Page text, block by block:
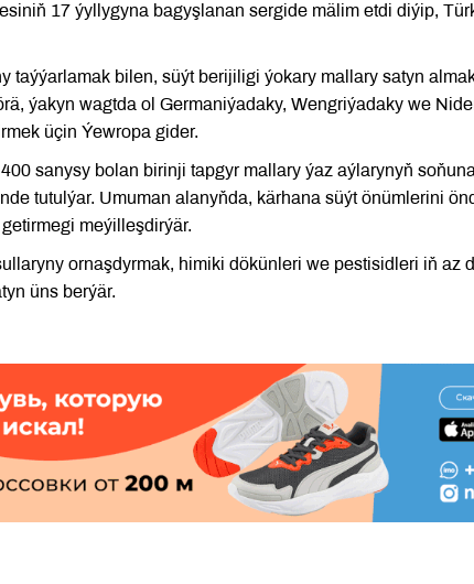
17 ýyllygyna bagyşlanan sergide mälim etdi diýip,
taýýarlamak bilen, süýt berijiligi ýokary mallary satyn
ýakyn wagtda ol Germaniýadaky, Wengriýadaky we
üçin Ýewropa gider.
sanysy bolan birinji tapgyr mallary ýaz aýlarynyň
tutulýar. Umuman alanyňda, kärhana süýt önümlerini
meýilleşdirýär.
ornaşdyrmak, himiki dökünleri we pestisidleri iň az
üns berýär.